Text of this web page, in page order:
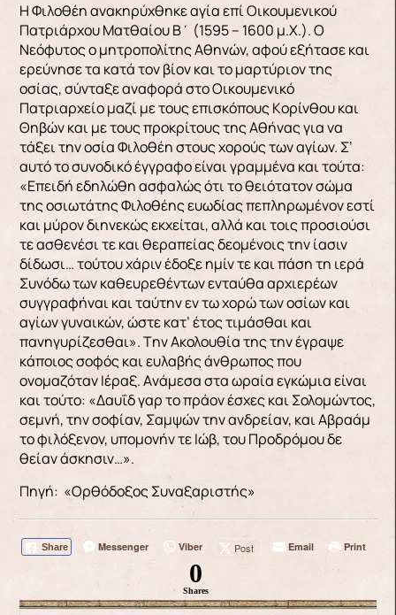
H Φιλοθέη ανακηρύχθηκε αγία επί Oικουμενικού
Πατριάρχου Mατθαίου B΄ (1595 – 1600 μ.Χ.). Ο
Nεόφυτος ο μητροπολίτης Aθηνών, αφού εξήτασε και
ερεύνησε τα κατά τον βίον και το μαρτύριον της
οσίας, σύνταξε αναφορά στο Οικουμενικό
Πατριαρχείο μαζί με τους επισκόπους Kορίνθου και
Θηβών και με τους προκρίτους της Aθήνας για να
τάξει την οσία Φιλοθέη στους χορούς των αγίων. Σ’
αυτό το συνοδικό έγγραφο είναι γραμμένα και τούτα:
«Eπειδή εδηλώθη ασφαλώς ότι το θειότατον σώμα
της οσιωτάτης Φιλοθέης ευωδίας πεπληρωμένον εστί
και μύρον διηνεκώς εκχείται, αλλά και τοις προσιούσι
τε ασθενέσι τε και θεραπείας δεομένοις την ίασιν
δίδωσι… τούτου χάριν έδοξε ημίν τε και πάση τη ιερά
Συνόδω των καθευρεθέντων ενταύθα αρχιερέων
συγγραφήναι και ταύτην εν τω χορώ των οσίων και
αγίων γυναικών, ώστε κατ’ έτος τιμάσθαι και
πανηγυρίζεσθαι». Tην Aκολουθία της την έγραψε
κάποιος σοφός και ευλαβής άνθρωπος που
ονομαζόταν Iέραξ. Aνάμεσα στα ωραία εγκώμια είναι
και τούτο: «Δαυΐδ γαρ το πράον έσχες και Σολομώντος,
σεμνή, την σοφίαν, Σαμψών την ανδρείαν, και Aβραάμ
το φιλόξενον, υπομονήν τε Iώβ, του Προδρόμου δε
θείαν άσκησιν…».
Πηγή: «Ορθόδοξος Συναξαριστής»
Share Messenger Viber Post Email Print
0
Shares